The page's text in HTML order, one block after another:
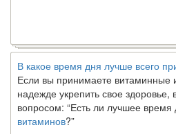
В какое время дня лучше всего
Если вы принимаете витаминные
надежде укрепить свое здоровье,
вопросом: “Есть ли лучшее
витаминов ?”